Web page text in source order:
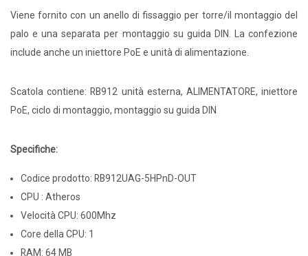
Viene fornito con un anello di fissaggio per torre/il montaggio del
palo e una separata per montaggio su guida DIN. La confezione
include anche un iniettore PoE e unità di alimentazione.
Scatola contiene: RB912 unità esterna, ALIMENTATORE, iniettore
PoE, ciclo di montaggio, montaggio su guida DIN
Specifiche:
Codice prodotto: RB912UAG-5HPnD-OUT
CPU : Atheros
Velocità CPU: 600Mhz
Core della CPU: 1
RAM: 64 MB